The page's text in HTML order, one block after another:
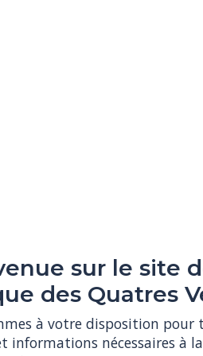
sur le site
des Quatres
à votre disposition pour
informations nécessaires à
CAPTAINVET
VOUS EN UN
smartphone, votre
prenez-vous facilement
internet pour tous vos